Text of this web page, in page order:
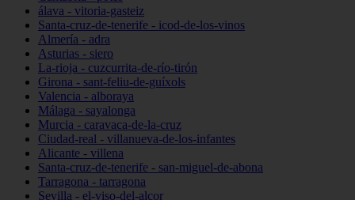
álava - vitoria-gasteiz
Santa-cruz-de-tenerife - icod-de-los-vinos
Almería - adra
Asturias - siero
La-rioja - cuzcurrita-de-río-tirón
Girona - sant-feliu-de-guíxols
Valencia - alboraya
Málaga - sayalonga
Murcia - caravaca-de-la-cruz
Ciudad-real - villanueva-de-los-infantes
Alicante - villena
Santa-cruz-de-tenerife - san-miguel-de-abona
Tarragona - tarragona
Sevilla - el-viso-del-alcor